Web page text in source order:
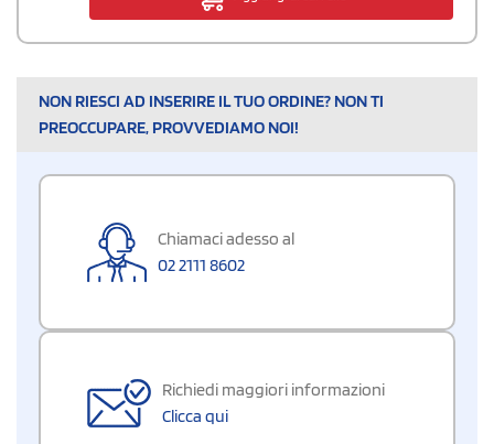
NON RIESCI AD INSERIRE IL TUO ORDINE? NON TI
PREOCCUPARE, PROVVEDIAMO NOI!
Chiamaci adesso al
02 2111 8602
Richiedi maggiori informazioni
Clicca qui